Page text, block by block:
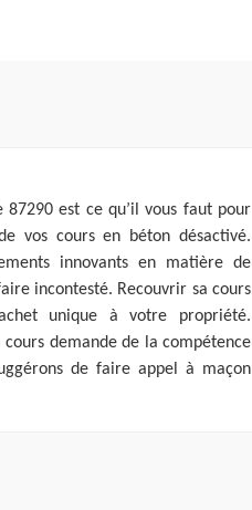
87290 est ce qu’il vous faut pour
vos cours en béton désactivé.
innovants en matière de
incontesté. Recouvrir sa cours
unique à votre propriété.
cours demande de la compétence
de faire appel à maçon